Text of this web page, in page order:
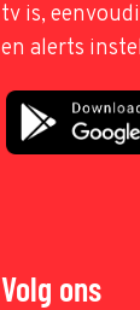
tv is,
en alerts
Volg ons